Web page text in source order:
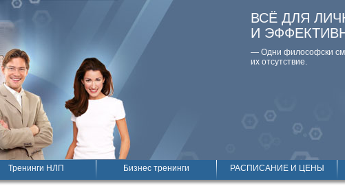
ВСЁ ДЛЯ
И
— Одни философски
их отсутствие.
Тренинги НЛП Бизнес тренинги РАСПИСАНИЕ И ЦЕНЫ